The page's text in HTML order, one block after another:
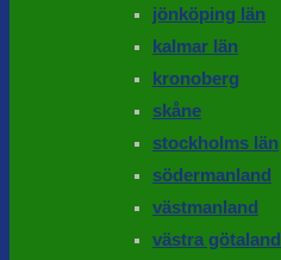
jönköping län
kalmar län
kronoberg
skåne
stockholms län
södermanland
västmanland
västra götaland